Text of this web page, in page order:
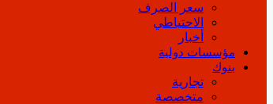
سعر الصرف
الاحتياطي
أخبار
مؤسسات دولية
بنوك
تجارية
متخصصة